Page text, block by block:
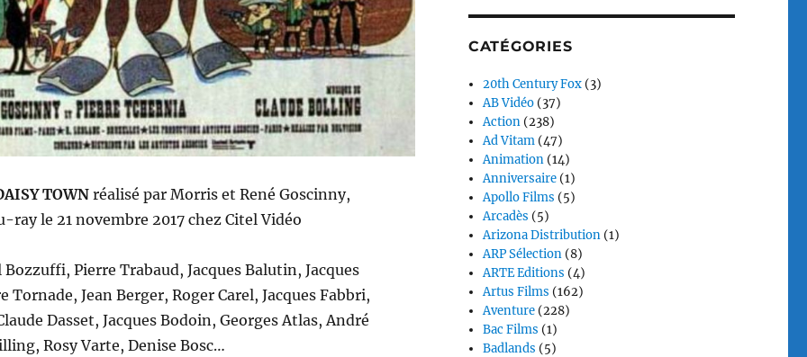
TOWN réalisé par Morris et René Goscinny,
ray le 21 novembre 2017 chez Citel Vidéo
Pierre Trabaud, Jacques Balutin, Jacques
Tornade, Jean Berger, Roger Carel, Jacques Fabbri,
Dasset, Jacques Bodoin, Georges Atlas, André
Rosy Varte, Denise Bosc…
CATÉGORIES
20th Century Fox (3)
AB Vidéo (37)
Action (238)
Ad Vitam (47)
Animation (14)
Anniversaire (1)
Apollo Films (5)
Arcadès (5)
Arizona Distribution (1)
ARP Sélection (8)
ARTE Editions (4)
Artus Films (162)
Aventure (228)
Bac Films (1)
Badlands (5)